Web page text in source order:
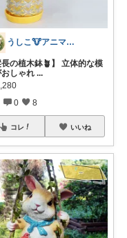
うしこ🐮アニマル&植物大好き🪴
長の植木鉢🪴】 立体的な模
しゃれ ...
0 8
コレ いいね